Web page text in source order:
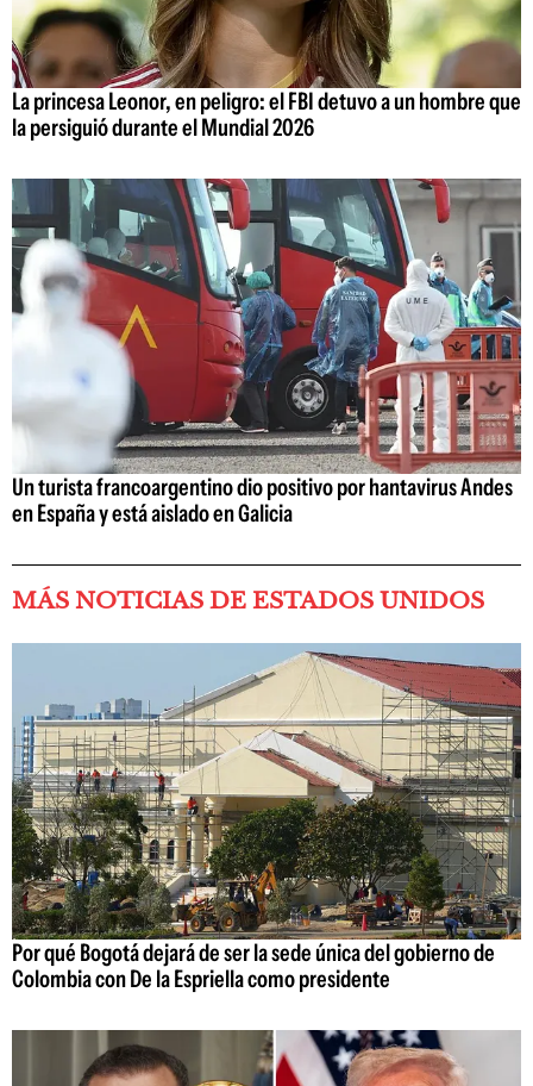
La princesa Leonor, en peligro: el FBI detuvo a un hombre que
la persiguió durante el Mundial 2026
Un turista francoargentino dio positivo por hantavirus Andes
en España y está aislado en Galicia
MÁS NOTICIAS DE ESTADOS UNIDOS
Por qué Bogotá dejará de ser la sede única del gobierno de
Colombia con De la Espriella como presidente